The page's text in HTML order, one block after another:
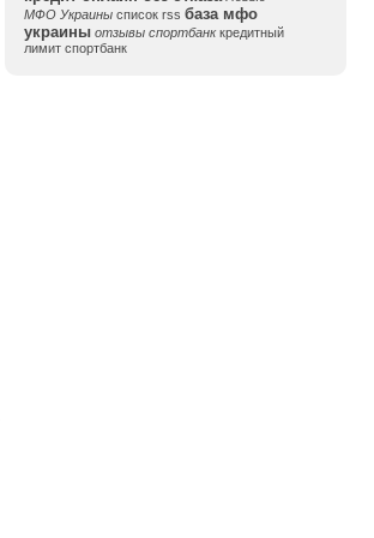
МФО Украины список rss база мфо
украины отзывы спортбанк кредитный
лимит спортбанк